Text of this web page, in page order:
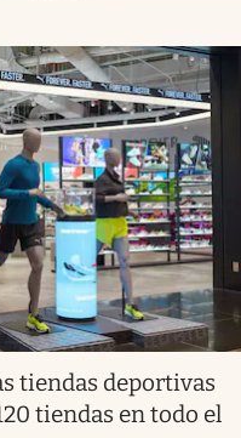
tiendas deportivas
tiendas en todo el